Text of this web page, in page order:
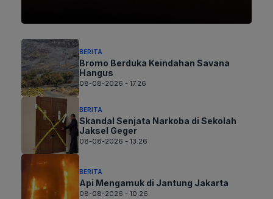
BERITA
Bromo Berduka Keindahan Savana
Hangus
08-08-2026 - 17.26
BERITA
Skandal Senjata Narkoba di Sekolah
Jaksel Geger
08-08-2026 - 13.26
BERITA
Api Mengamuk di Jantung Jakarta
08-08-2026 - 10.26